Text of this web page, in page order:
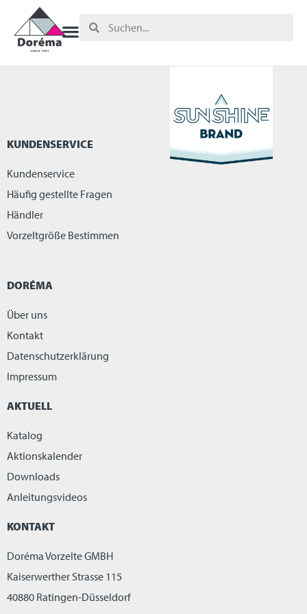
KUNDENSERVICE
Kundenservice
Häufig gestellte Fragen
Händler
Vorzeltgröße Bestimmen
DORÉMA
Über uns
Kontakt
Datenschutzerklärung
Impressum
AKTUELL
Katalog
Aktionskalender
Downloads
Anleitungsvideos
KONTAKT
Doréma Vorzelte GMBH
Kaiserwerther Strasse 115
40880 Ratingen-Düsseldorf